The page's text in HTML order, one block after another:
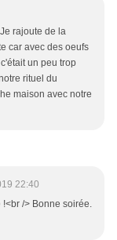
rajoute de la
car avec des oeufs
un peu trop
rituel du
maison avec notre
22:40
/> Bonne soirée.